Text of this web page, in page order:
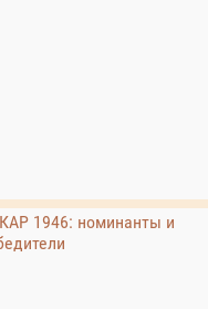
1946: номинанты и